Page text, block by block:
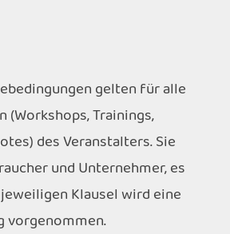
gelten für alle
(Workshops, Trainings,
des Veranstalters. Sie
und Unternehmer, es
Klausel wird eine
vorgenommen.